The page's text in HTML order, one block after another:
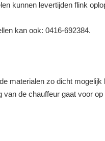
kunnen levertijden flink
kan ook: 0416-692384.
materialen zo dicht
de chauffeur gaat voor